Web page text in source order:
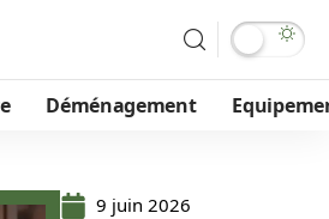
Déménagement
9 juin 2026